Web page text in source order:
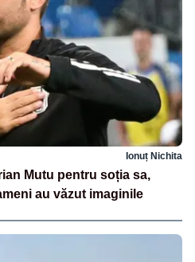
Ionuț Nichita
Mutu pentru soția sa,
au văzut imaginile